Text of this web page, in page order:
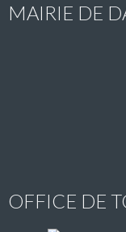
MAIRIE DE
OFFICE DE